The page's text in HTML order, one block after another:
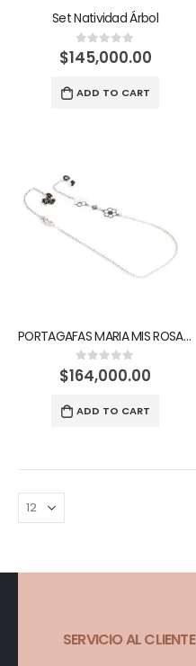
Set Natividad Árbol
0out of 5
$145,000.00
ADD TO CART
PORTAGAFAS MARIA MIS ROSAS PARA TI
0out of 5
$164,000.00
ADD TO CART
SERVICIO AL CLIENTE